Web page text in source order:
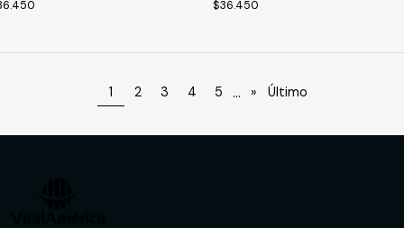
$36.450
1 2 3 4 5 ... » Último